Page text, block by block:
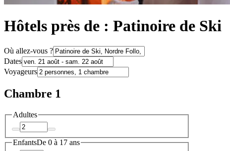
Hôtels près de : Patinoire de Ski
Où allez-vous ?
Dates
Voyageurs
Chambre 1
Adultes
EnfantsDe 0 à 17 ans